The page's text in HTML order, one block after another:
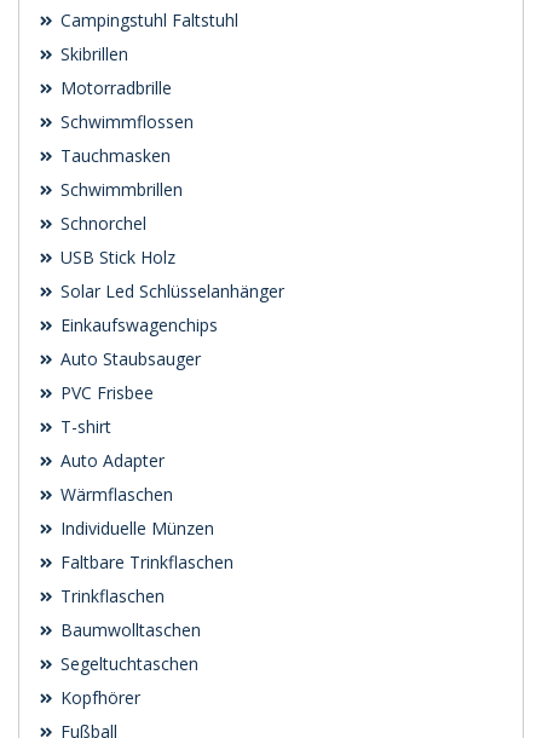
Campingstuhl Faltstuhl
Skibrillen
Motorradbrille
Schwimmflossen
Tauchmasken
Schwimmbrillen
Schnorchel
USB Stick Holz
Solar Led Schlüsselanhänger
Einkaufswagenchips
Auto Staubsauger
PVC Frisbee
T-shirt
Auto Adapter
Wärmflaschen
Individuelle Münzen
Faltbare Trinkflaschen
Trinkflaschen
Baumwolltaschen
Segeltuchtaschen
Kopfhörer
Fußball